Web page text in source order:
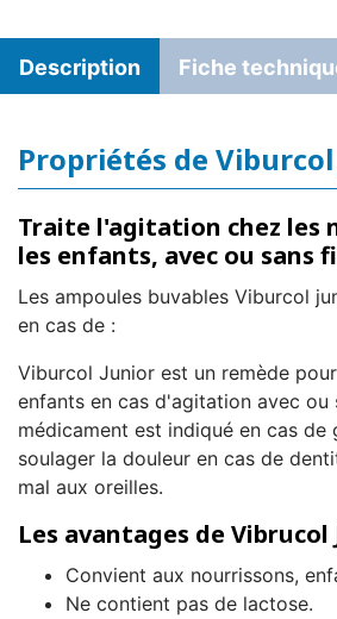
Description Fiche
Propriétés de
Traite l'agitation chez les
les enfants, avec ou sans
Les ampoules buvables Viburcol
en cas de :
Viburcol Junior est un remède
enfants en cas d'agitation avec ou
médicament est indiqué en cas de
soulager la douleur en cas de
mal aux oreilles.
Les avantages de Vibrucol
Convient aux nourrissons,
Ne contient pas de lactose.